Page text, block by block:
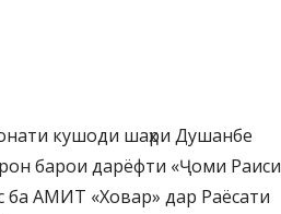
кушоди шаҳри Душанбе
барои дарёфти «Ҷоми Раиси
ба АМИТ «Ховар» дар Раёсати